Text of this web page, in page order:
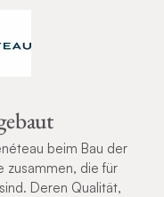
beim Bau der
zusammen, die für
Deren Qualität,